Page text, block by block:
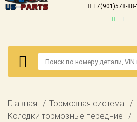
+7(901)578-
автомобилей
запросу
техобслуживание
Регистрация
Главная
Тормозная система
Колодки тормозные передние